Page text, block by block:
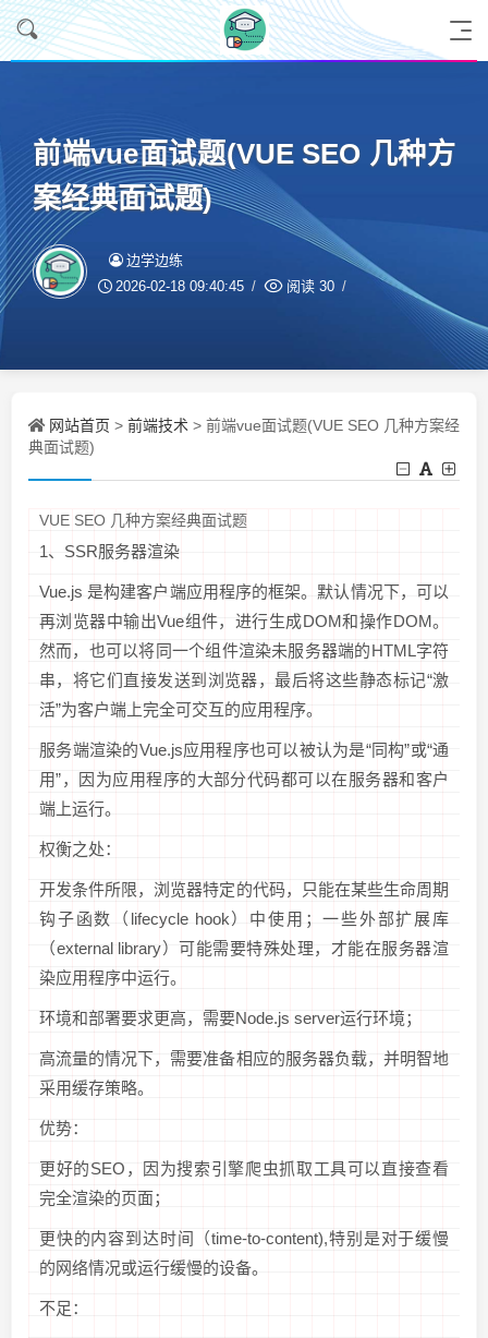
前端vue面试题(VUE SEO 几种方
案经典面试题)
边学边练
2026-02-18 09:40:45 阅读 30
网站首页 > 前端技术 > 前端vue面试题(VUE SEO 几种方案经
典面试题)
VUE SEO 几种方案经典面试题
1、SSR服务器渲染
Vue.js 是构建客户端应用程序的框架。默认情况下，可以
再浏览器中输出Vue组件，进行生成DOM和操作DOM。
然而，也可以将同一个组件渲染未服务器端的HTML字符
串，将它们直接发送到浏览器，最后将这些静态标记“激
活”为客户端上完全可交互的应用程序。
服务端渲染的Vue.js应用程序也可以被认为是“同构”或“通
用”，因为应用程序的大部分代码都可以在服务器和客户
端上运行。
权衡之处：
开发条件所限，浏览器特定的代码，只能在某些生命周期
钩子函数（lifecycle hook）中使用；一些外部扩展库
（external library）可能需要特殊处理，才能在服务器渲
染应用程序中运行。
环境和部署要求更高，需要Node.js server运行环境；
高流量的情况下，需要准备相应的服务器负载，并明智地
采用缓存策略。
优势：
更好的SEO，因为搜索引擎爬虫抓取工具可以直接查看
完全渲染的页面；
更快的内容到达时间（time-to-content),特别是对于缓慢
的网络情况或运行缓慢的设备。
不足：